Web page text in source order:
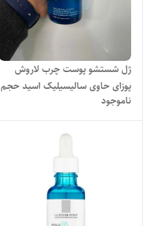
ژل شستشو پوست چرب لاروش
پوزای حاوی سالیسیلیک اسید حجم
400 میل اصل
ناموجود